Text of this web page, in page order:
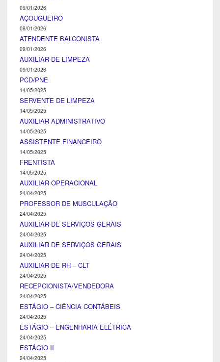
09/01/2026
AÇOUGUEIRO
09/01/2026
ATENDENTE BALCONISTA
09/01/2026
AUXILIAR DE LIMPEZA
09/01/2026
PCD/PNE
14/05/2025
SERVENTE DE LIMPEZA
14/05/2025
AUXILIAR ADMINISTRATIVO
14/05/2025
ASSISTENTE FINANCEIRO
14/05/2025
FRENTISTA
14/05/2025
AUXILIAR OPERACIONAL
24/04/2025
PROFESSOR DE MUSCULAÇÃO
24/04/2025
AUXILIAR DE SERVIÇOS GERAIS
24/04/2025
AUXILIAR DE SERVIÇOS GERAIS
24/04/2025
AUXILIAR DE RH – CLT
24/04/2025
RECEPCIONISTA/VENDEDORA
24/04/2025
ESTÁGIO – CIÊNCIA CONTÁBEIS
24/04/2025
ESTÁGIO – ENGENHARIA ELÉTRICA
24/04/2025
ESTÁGIO II
24/04/2025